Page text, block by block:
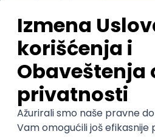
PAŽLJIVO pročitajte
Detaljnog budžeta.
pomogne da razumete
kao i kako se koja vrsta
odnosno gde se upisuje u
Sa pažnjom popunite
postarajte se da vaš
konkursnoj komisiji.